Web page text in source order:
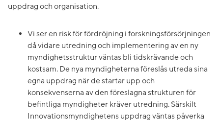
uppdrag och organisation.
Vi ser en risk för fördröjning i forskningsförsörjningen
då vidare utredning och implementering av en ny
myndighetsstruktur väntas bli tidskrävande och
kostsam. De nya myndigheterna föreslås utreda sina
egna uppdrag när de startar upp och
konsekvenserna av den föreslagna strukturen för
befintliga myndigheter kräver utredning. Särskilt
Innovationsmyndighetens uppdrag väntas påverka